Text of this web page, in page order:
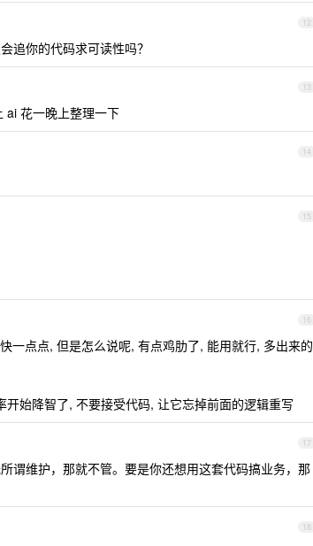
12
追你的代码求可读性吗？
13
ai 花一晚上整理一下
14
15
16
一点点, 但是怎么说呢, 有点鸡肋了, 能用就行, 多出来的
始降智了, 不要接受代码, 让它忘掉前面的逻辑重写
17
谓维护，那就不管。要是你还想用这套代码搞业务，那
18